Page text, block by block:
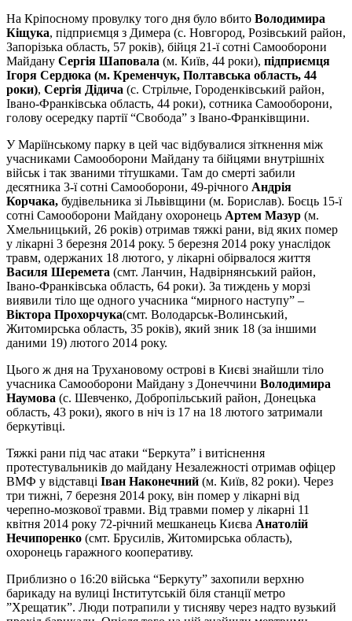
На Кріпосному провулку того дня було вбито Володимира
Кіщука, підприємця з Димера (с. Новгород, Розівський район,
Запорізька область, 57 років), бійця 21-ї сотні Самооборони
Майдану Сергія Шаповала (м. Київ, 44 роки), підприємця
Ігоря Сердюка (м. Кременчук, Полтавська область, 44
роки), Сергія Дідича (с. Стрільче, Городенківський район,
Івано-Франківська область, 44 роки), сотника Самооборони,
голову осередку партії “Свобода” з Івано-Франківщини.
У Маріїнському парку в цей час відбувалися зіткнення між
учасниками Самооборони Майдану та бійцями внутрішніх
військ і так званими тітушками. Там до смерті забили
десятника 3-ї сотні Самооборони, 49-річного Андрія
Корчака, будівельника зі Львівщини (м. Борислав). Боєць 15-ї
сотні Самооборони Майдану охоронець Артем Мазур (м.
Хмельницький, 26 років) отримав тяжкі рани, від яких помер
у лікарні 3 березня 2014 року. 5 березня 2014 року унаслідок
травм, одержаних 18 лютого, у лікарні обірвалося життя
Василя Шеремета (смт. Ланчин, Надвірнянський район,
Івано-Франківська область, 64 роки). За тиждень у морзі
виявили тіло ще одного учасника “мирного наступу” –
Віктора Прохорчука(смт. Володарськ-Волинський,
Житомирська область, 35 років), який зник 18 (за іншими
даними 19) лютого 2014 року.
Цього ж дня на Трухановому острові в Києві знайшли тіло
учасника Самооборони Майдану з Донеччини Володимира
Наумова (с. Шевченко, Добропільський район, Донецька
область, 43 роки), якого в ніч із 17 на 18 лютого затримали
беркутівці.
Тяжкі рани під час атаки “Беркута” і витіснення
протестувальників до майдану Незалежності отримав офіцер
ВМФ у відставці Іван Наконечний (м. Київ, 82 роки). Через
три тижні, 7 березня 2014 року, він помер у лікарні від
черепно-мозкової травми. Від травми помер у лікарні 11
квітня 2014 року 72-річний мешканець Києва Анатолій
Нечипоренко (смт. Брусилів, Житомирська область),
охоронець гаражного кооперативу.
Приблизно о 16:20 війська “Беркуту” захопили верхню
барикаду на вулиці Інститутській біля станції метро
”Хрещатик”. Люди потрапили у тисняву через надто вузький